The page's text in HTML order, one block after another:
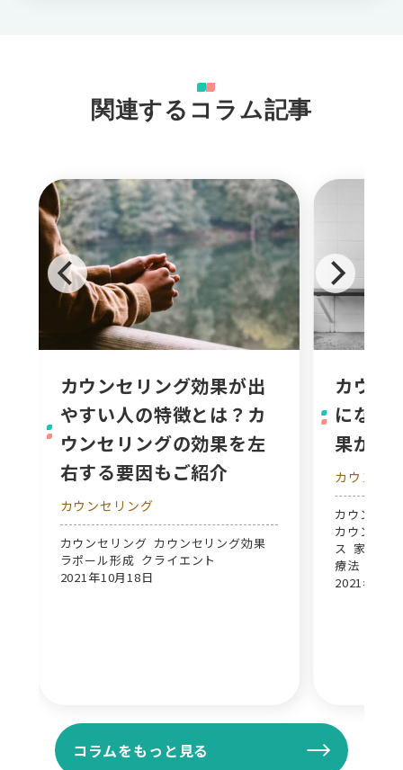
関連するコラム記事
カウンセリング効果が出
やすい人の特徴とは？カ
ウンセリングの効果を左
右する要因もご紹介
カウンセリング
カウンセリング カウンセリング効果
ラポール形成 クライエント
2021年10月18日
カウン
になる
果が薄
カウンセ
カウンセ
カウンセリ
ス 家族の
療法
2021年10
コラムをもっと見る